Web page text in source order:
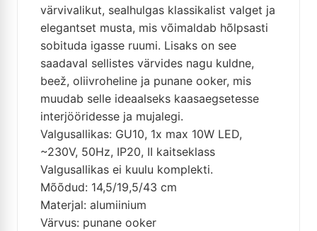
värvivalikut, sealhulgas klassikalist valget ja
elegantset musta, mis võimaldab hõlpsasti
sobituda igasse ruumi. Lisaks on see
saadaval sellistes värvides nagu kuldne,
beež, oliivroheline ja punane ooker, mis
muudab selle ideaalseks kaasaegsetesse
interjööridesse ja mujalegi.
Valgusallikas: GU10, 1x max 10W LED,
~230V, 50Hz, IP20, II kaitseklass
Valgusallikas ei kuulu komplekti.
Mõõdud: 14,5/19,5/43 cm
Materjal: alumiinium
Värvus: punane ooker